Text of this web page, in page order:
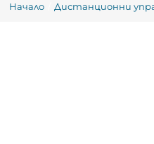
Начало Дистанционни